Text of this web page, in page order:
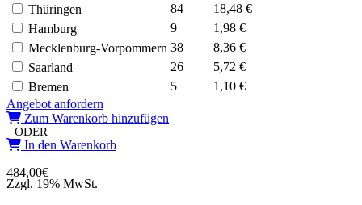
Thüringen
84
18,48 €
Hamburg
9
1,98 €
Mecklenburg-Vorpommern 38
8,36 €
Saarland
26
5,72 €
Bremen
5
1,10 €
Angebot anfordern
Zum Warenkorb hinzufügen
ODER
In den Warenkorb
484,00€
Zzgl. 19% MwSt.